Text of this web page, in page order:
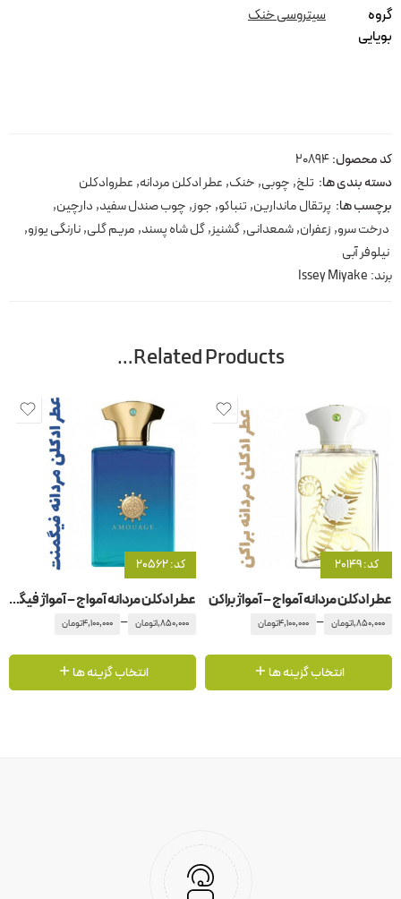
گروه
بویایی
سیتروسی خنک
کد محصول:20894
دسته بندی ها: تلخ, چوبی, خنک, عطر ادکلن مردانه, عطروادکلن
برچسب ها: پرتقال ماندارین, تنباکو, جوز, چوب صندل سفید, دارچین,
درخت سرو, زعفران,شمعدانی,گشنیز,گل شاه پسند, مریم گلی,نارنگی یوزو,
نیلوفر آبی
برند: Issey Miyake
Related Products…
کد: 20149
عطر ادکلن مردانه آمواج – آمواژ براکن
1,850,000تومان –
4,100,000تومان
انتخاب گزینه ها
کد: 20562
عطر ادکلن مردانه آمواج – آمواژ فیگمنت
1,850,000تومان –
4,100,000تومان
انتخاب گزینه ها